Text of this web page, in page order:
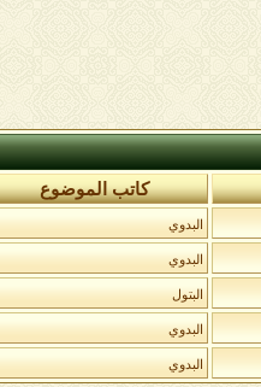
كاتب الموضوع
البدوي
البدوي
البتول
البدوي
البدوي